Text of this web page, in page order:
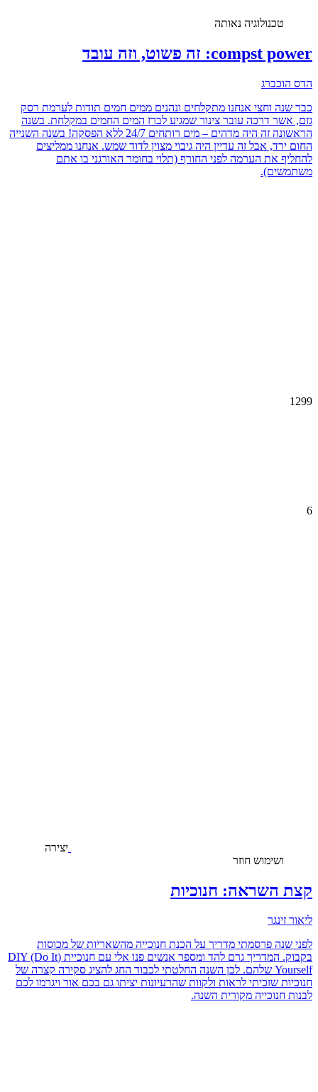
טכנולוגיה נאותה
compst power: זה פשוט, וזה עובד
הדס הוכברג
כבר שנה וחצי אנחנו מתקלחים ונהנים ממים חמים תודות לערמת רסק
גזם, אשר דרכה עובר צינור שמגיע לברז המים החמים במקלחת. בשנה
הראשונה זה היה מדהים – מים רותחים 24/7 ללא הפסקה! בשנה השנייה
החום ירד, אבל זה עדיין היה גיבוי מצוין לדוד שמש. אנחנו ממליצים
להחליף את הערמה לפני החורף (תלוי בחומר האורגני בו אתם
משתמשים).
1299
6
יצירה
ושימוש חוזר
קצת השראה: חנוכיות
ליאור זינגר
לפני שנה פרסמתי מדריך על הכנת חנוכייה מהשאריות של מכוסות
בקבוק. המדריך גרם להד ומספר אנשים פנו אלי עם חנוכיית (DIY (Do It
Yourself שלהם. לכן השנה החלטתי לכבוד החג להציג סקירה קצרה של
חנוכיות שזכיתי לראות ולקוות שהרעיונות יציתו גם בכם אור ויגרמו לכם
לבנות חנוכייה מקורית השנה.